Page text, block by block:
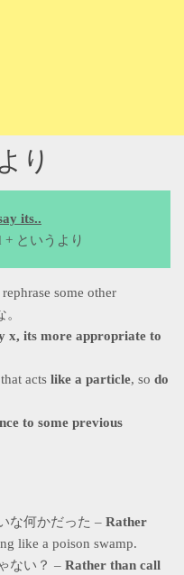
り
its..
+ というより
some other
x, its more appropriate to
acts like a particle, so do
to some previous
な何かだった – Rather
like a poison swamp.
ない？ – Rather than call